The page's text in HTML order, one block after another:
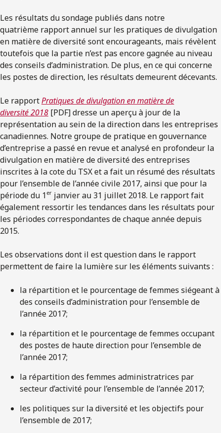
Les résultats du sondage publiés dans notre
quatrième rapport annuel sur les pratiques de divulgation
en matière de diversité sont encourageants, mais révèlent
toutefois que la partie n’est pas encore gagnée au niveau
des conseils d’administration. De plus, en ce qui concerne
les postes de direction, les résultats demeurent décevants.
Le rapportPratiques de divulgation en matière de
diversité 2018 [PDF] dresse un aperçu à jour de la
représentation au sein de la direction dans les entreprises
canadiennes. Notre groupe de pratique en gouvernance
d’entreprise a passé en revue et analysé en profondeur la
divulgation en matière de diversité des entreprises
inscrites à la cote du TSX et a fait un résumé des résultats
pour l’ensemble de l’année civile 2017, ainsi que pour la
période du 1 er janvier au 31 juillet 2018. Le rapport fait
également ressortir les tendances dans les résultats pour
les périodes correspondantes de chaque année depuis
2015.
Les observations dont il est question dans le rapport
permettent de faire la lumière sur les éléments suivants :
la répartition et le pourcentage de femmes siégeant à
des conseils d’administration pour l’ensemble de
l’année 2017;
la répartition et le pourcentage de femmes occupant
des postes de haute direction pour l’ensemble de
l’année 2017;
la répartition des femmes administratrices par
secteur d’activité pour l’ensemble de l’année 2017;
les politiques sur la diversité et les objectifs pour
l’ensemble de 2017;